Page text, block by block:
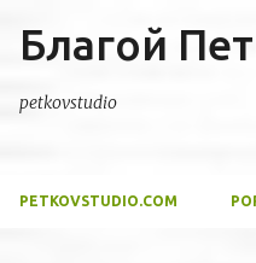
Пропускане към
Благой
petkovstudio
PETKOVSTUDIO.COM